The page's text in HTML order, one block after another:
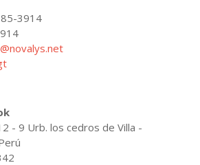
3914
- 9 Urb. los cedros de Villa -